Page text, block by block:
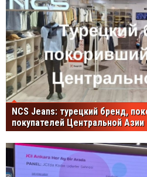
NCS Jeans: турецкий бренд,
покупателей Центральной Азии